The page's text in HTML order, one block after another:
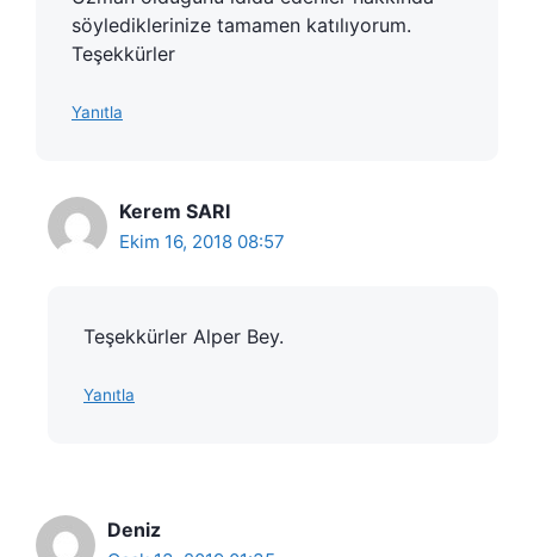
söylediklerinize tamamen katılıyorum.
Teşekkürler
Yanıtla
Kerem SARI
Ekim 16, 2018 08:57
Teşekkürler Alper Bey.
Yanıtla
Deniz